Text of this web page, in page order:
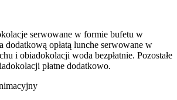
serwowane w formie bufetu w
dodatkową opłatą lunche serwowane w
i obiadokolacji woda bezpłatnie. Pozostałe
płatne dodatkowo.